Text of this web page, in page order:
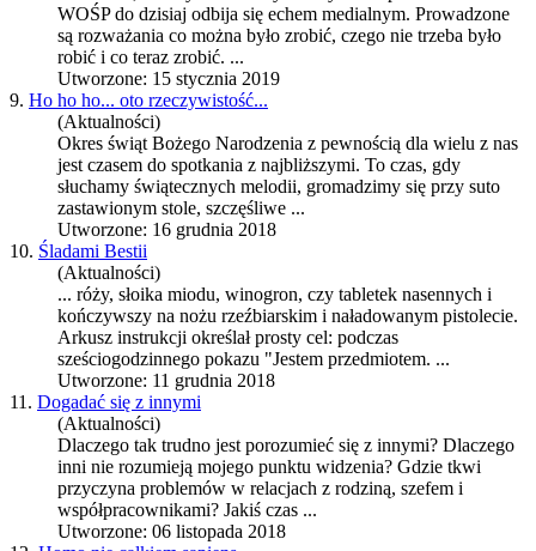
WOŚP do dzisiaj odbija się echem medialnym. Prowadzone
są rozważania co można było zrobić, czego nie trzeba było
robić i co teraz zrobić. ...
Utworzone: 15 stycznia 2019
9. Ho ho ho... oto rzeczywistość...
(Aktualności)
Okres świąt Bożego Narodzenia z pewnością dla wielu z nas
jest czasem do spotkania z najbliższymi. To czas, gdy
słuchamy świątecznych melodii, gromadzimy się przy suto
zastawionym stole, szczęśliwe ...
Utworzone: 16 grudnia 2018
10. Śladami Bestii
(Aktualności)
... róży, słoika miodu, winogron, czy tabletek nasennych i
kończywszy na nożu rzeźbiarskim i naładowanym pistolecie.
Arkusz instrukcji określał prosty cel: podczas
sześciogodzinnego pokazu "Jestem przedmiotem. ...
Utworzone: 11 grudnia 2018
11. Dogadać się z innymi
(Aktualności)
Dlaczego tak trudno jest porozumieć się z innymi? Dlaczego
inni nie rozumieją mojego punktu widzenia? Gdzie tkwi
przyczyna problemów w relacjach z rodziną, szefem i
współpracownikami? Jakiś czas ...
Utworzone: 06 listopada 2018